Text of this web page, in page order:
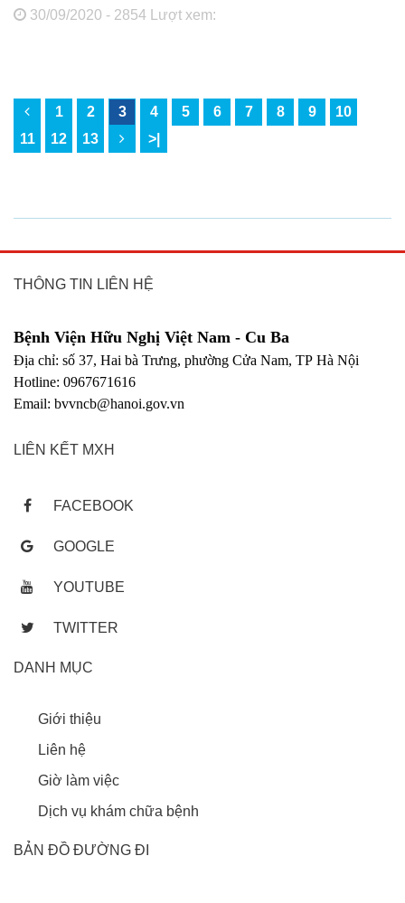
30/09/2020 - 2854 Lượt xem:
1 2 3 4 5 6 7 8 9
10
11
12 13 >|
THÔNG TIN LIÊN HỆ
Bệnh Viện Hữu Nghị Việt Nam - Cu Ba
Địa chỉ: số 37, Hai bà Trưng, phường Cửa Nam, TP Hà Nội
Hotline: 0967671616
Email: bvvncb@hanoi.gov.vn
LIÊN KẾT MXH
FACEBOOK
GOOGLE
YOUTUBE
TWITTER
DANH MỤC
Giới thiệu
Liên hệ
Giờ làm việc
Dịch vụ khám chữa bệnh
BẢN ĐỒ ĐƯỜNG ĐI